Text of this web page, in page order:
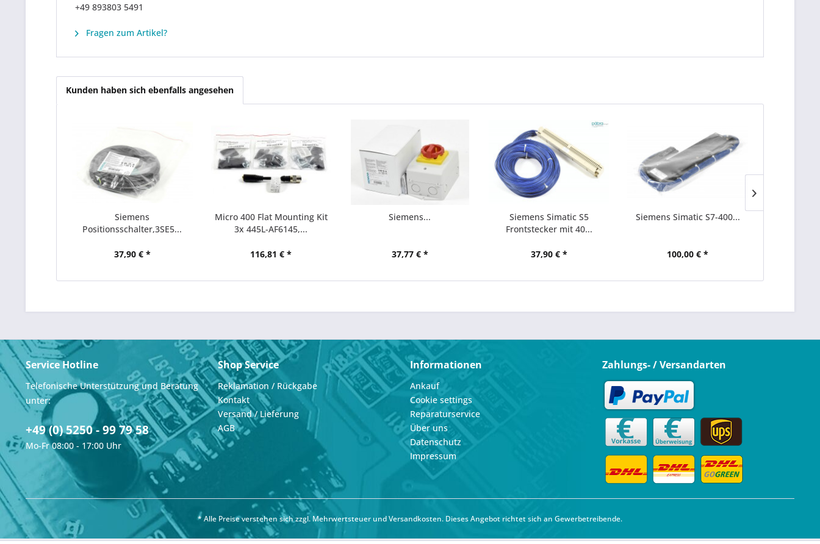
+49 893803 5491
Fragen zum Artikel?
Kunden haben sich ebenfalls angesehen
Siemens
Positionsschalter,3SE5...
37,90 € *
Micro 400 Flat Mounting Kit
3x 445L-AF6145,...
116,81 € *
Siemens...
37,77 € *
Siemens Simatic S5
Frontstecker mit 40...
37,90 € *
Siemens Simatic S7-400...
100,00 € *
Service Hotline
Telefonische Unterstützung und Beratung
unter:
+49 (0) 5250 - 99 79 58
Mo-Fr 08:00 - 17:00 Uhr
Shop Service
Reklamation / Rückgabe
Kontakt
Versand / Lieferung
AGB
Informationen
Ankauf
Cookie settings
Reparaturservice
Über uns
Datenschutz
Impressum
Zahlungs- / Versandarten
* Alle Preise verstehen sich zzgl. Mehrwertsteuer undVersandkosten. Dieses Angebot richtet sich an Gewerbetreibende.